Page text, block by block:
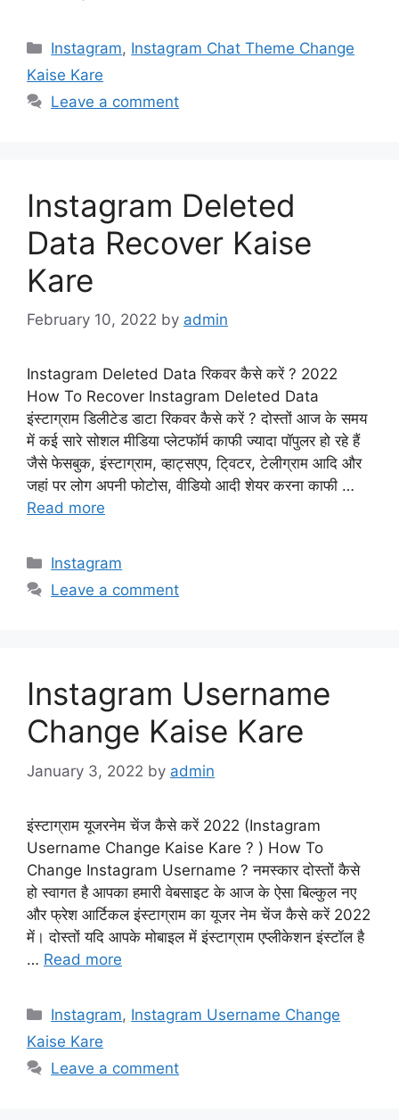
Categories
Instagram, Instagram Chat Theme Change
Kaise Kare
Leave a comment
Instagram Deleted
Data Recover Kaise
Kare
February 10, 2022 by admin
Instagram Deleted Data रिकवर कैसे करें ? 2022
How To Recover Instagram Deleted Data
इंस्टाग्राम डिलीटेड डाटा रिकवर कैसे करें ? दोस्तों आज के समय
में कई सारे सोशल मीडिया प्लेटफॉर्म काफी ज्यादा पॉपुलर हो रहे हैं
जैसे फेसबुक, इंस्टाग्राम, व्हाट्सएप, टि्वटर, टेलीग्राम आदि और
जहां पर लोग अपनी फोटोस, वीडियो आदी शेयर करना काफी …
Read more
Categories
Instagram
Leave a comment
Instagram Username
Change Kaise Kare
January 3, 2022 by admin
इंस्टाग्राम यूजरनेम चेंज कैसे करें 2022 (Instagram
Username Change Kaise Kare ? ) How To
Change Instagram Username ? नमस्कार दोस्तों कैसे
हो स्वागत है आपका हमारी वेबसाइट के आज के ऐसा बिल्कुल नए
और फ्रेश आर्टिकल इंस्टाग्राम का यूजर नेम चेंज कैसे करें 2022
में। दोस्तों यदि आपके मोबाइल में इंस्टाग्राम एप्लीकेशन इंस्टॉल है
… Read more
Categories
Instagram, Instagram Username Change
Kaise Kare
Leave a comment